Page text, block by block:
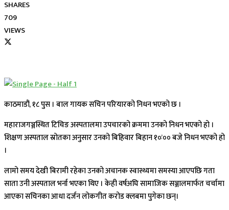
SHARES
709
VIEWS
काठमाडौं, १८ पुस । बाल गायक सचिन परियारको निधन भएको छ ।
महाराजगञ्जस्थित टिचिङ अस्पतालमा उपचारको क्रममा उनको निधन भएको हो ।
शिक्षण अस्पताल स्रोतका अनुसार उनको बिहिवार बिहान १०ः०० बजे निधन भएको हो
।
लामो समय देखी बिरामी रहेका उनको अचानक स्वास्थ्यमा समस्या आएपछि गता
साता उनी अस्पताल भर्ना भएका थिए । केही वर्षअघि सामाजिक सञ्जालमार्फत चर्चामा
आएका सचिनका आधा दर्जन लोकगीत करोड क्लबमा पुगेका छन्।